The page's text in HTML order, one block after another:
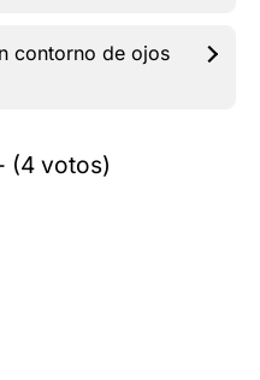
contorno de ojos
(4 votos)